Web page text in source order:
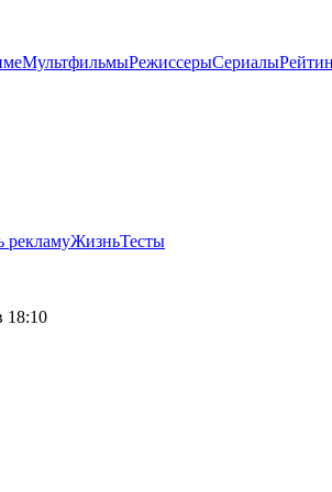
МультфильмыРежиссерыСериалы
рекламуЖизньТесты
18:10